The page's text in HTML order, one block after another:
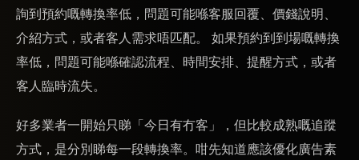
詢到預約嘅轉換率低，問題可能喺客服回覆、價錢說明、
介紹方式，或者客人需求唔匹配。 如果預約到到場嘅轉換
率低，問題可能喺確認流程、時間安排、提醒方式，或者
客人臨時流失。
好多業者一開始只睇「今日有冇客」，但比較成熟嘅追蹤
方式，是分別睇每一段轉換率。咁先知道應該優化廣告素